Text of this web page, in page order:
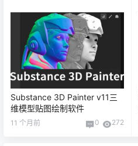
Substance 3D Painter v11三
维模型贴图绘制软件
11 个月前 0 272